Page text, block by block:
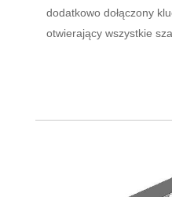
dodatkowo dołączony
otwierający wszystkie